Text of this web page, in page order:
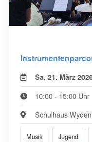
Sa, 21. März
10:00 - 15:00 Uhr
Schulhaus
Musik Jugend